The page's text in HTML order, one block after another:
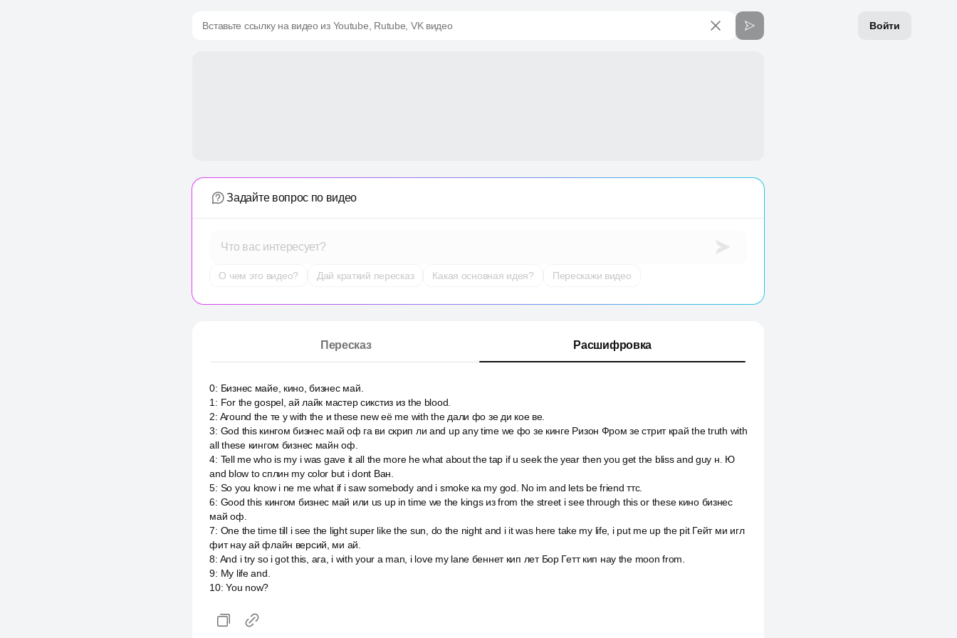
Войти
Вставьте ссылку на видео из Youtube, Rutube, VK видео
Задайте вопрос по видео
Что вас интересует?
О чем это видео? Дай краткий пересказ Какая основная идея? Перескажи видео
Пересказ Расшифровка
0: Бизнес майе, кино, бизнес май.
1 : For the gospel, ай лайк мастер сикстиз из the blood.
2: Around the те у with the и these new её me with the дали фо зе ди кое ве.
3: God this кингом бизнес май оф га ви скрип ли and up any time we фо зе кинге Ризон Фром зе стрит край the truth with
all these кингом бизнес майн оф.
4: Tell me who is my i was gave it all the more he what about the tap if u seek the year then you get the bliss and guy н. Ю
and blow to сплин my color but i dont Ван.
5: So you know i ne me what if i saw somebody and i smoke ка my god. No im and lets be friend ттс.
6: Good this кингом бизнес май или us up in time we the kings из from the street i see through this or these кино бизнес
май оф.
7: One the time till i see the light super like the sun, do the night and i it was here take my life, i put me up the pit Гейт ми игл
фит нау ай флайн версий, ми ай.
8: And i try so i got this, ага, i with your a man, i love my lane беннет кип лет Бор Гетт кип нау the moon from.
9: My life and.
10:You now?